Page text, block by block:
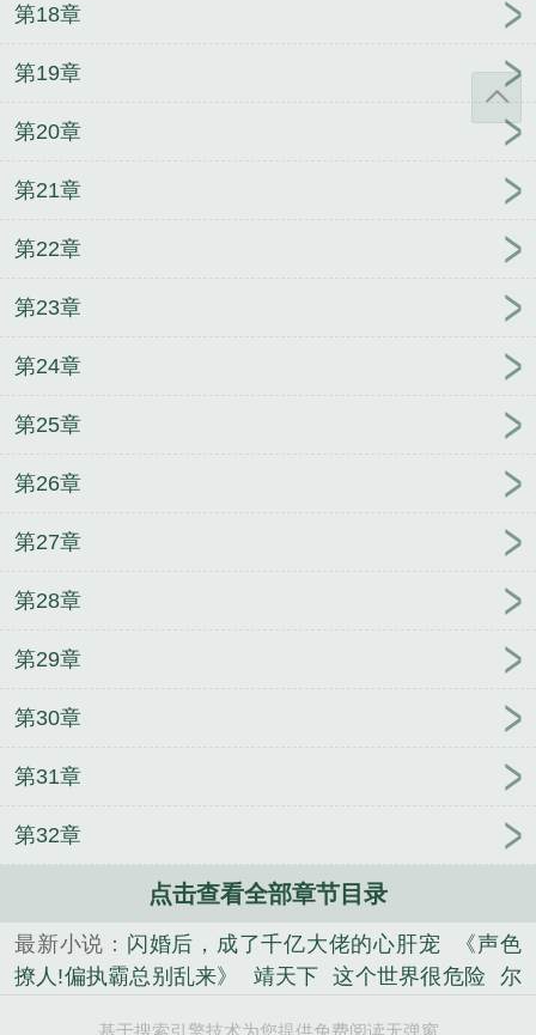
第18章
第19章
第20章
第21章
第22章
第23章
第24章
第25章
第26章
第27章
第28章
第29章
第30章
第31章
第32章
点击查看全部章节目录
最新小说： 闪婚后，成了千亿大佬的心肝宠
《声色
撩人!偏执霸总别乱来》
靖天下 这个世界很危险
尔
基于搜索引擎技术为您提供免费阅读无弹窗